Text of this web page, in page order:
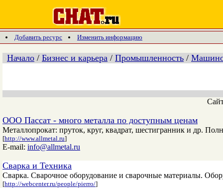
Добавить ресурс Изменить информацию
Начало / Бизнес и карьера / Промышленность /
ООО Пассат - много металла по доступным ценам
Металлопрокат: пруток, круг, квадрат, шестигранник и др.
[http://www.allmetal.ru]
E-mail: info@allmetal.ru
Сварка и Техника
Сварка. Сварочное оборудование и сварочные материалы.
[http://webcenter.ru/people/pierro/]